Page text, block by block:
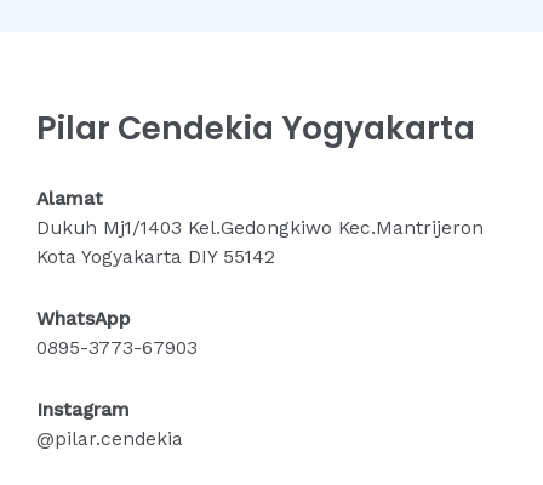
Pilar Cendekia Yogyakarta
Alamat
Dukuh Mj1/1403 Kel.Gedongkiwo Kec.Mantrijeron
Kota Yogyakarta DIY 55142
WhatsApp
0895-3773-67903
Instagram
@pilar.cendekia